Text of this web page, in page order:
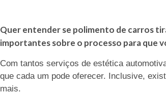
Quer entender se polimento de carros
importantes sobre o processo para que
Com tantos serviços de estética
que cada um pode oferecer. Inclusive,
mais.